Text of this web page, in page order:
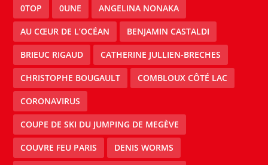
0TOP 0UNE ANGELINA NONAKA
AU CŒUR DE L’OCÉAN BENJAMIN CASTALDI
BRIEUC RIGAUD CATHERINE JULLIEN-BRECHES
CHRISTOPHE BOUGAULT COMBLOUX CÔTÉ LAC
CORONAVIRUS
COUPE DE SKI DU JUMPING DE MEGÈVE
COUVRE FEU PARIS DENIS WORMS